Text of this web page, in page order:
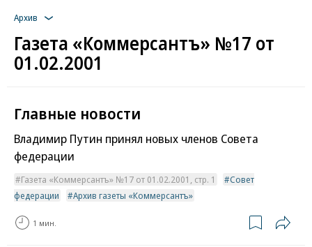
Архив
Газета «Коммерсантъ» №17 от
01.02.2001
Главные новости
Владимир Путин принял новых членов Совета
федерации
Газета «Коммерсантъ» №17 от 01.02.2001, стр. 1
Совет
федерации
Архив газеты «Коммерсантъ»
1 мин.